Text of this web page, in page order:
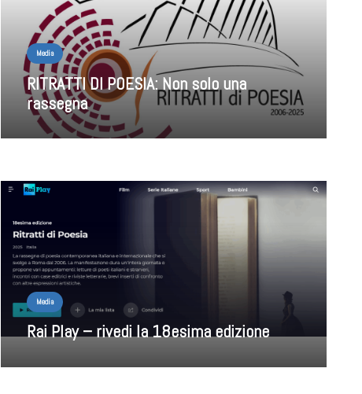
Media
RITRATTI DI POESIA: Non solo una
rassegna
Media
Rai Play – rivedi la 18esima edizione